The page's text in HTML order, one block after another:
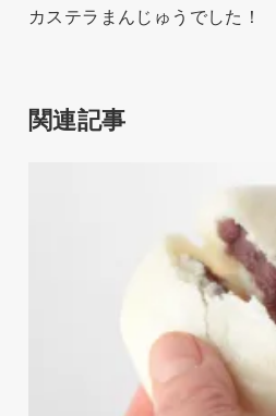
カステラまんじゅうでした！
関連記事